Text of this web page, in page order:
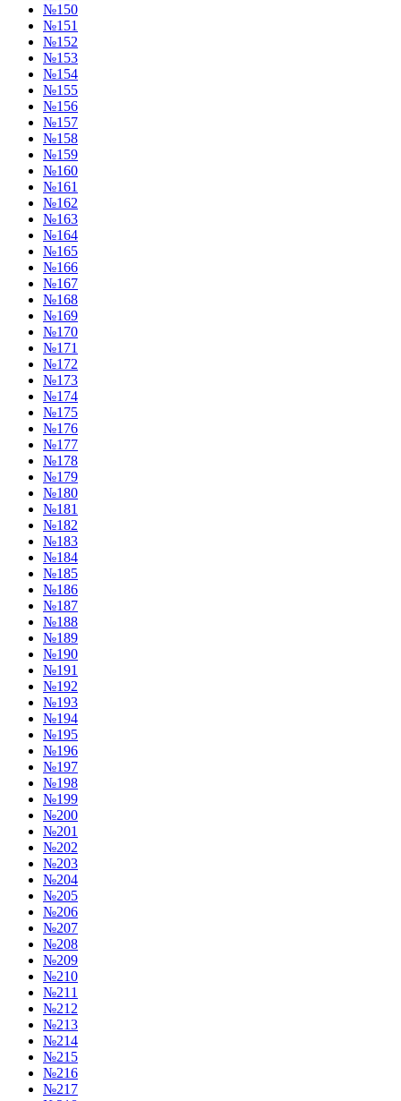
№150
№151
№152
№153
№154
№155
№156
№157
№158
№159
№160
№161
№162
№163
№164
№165
№166
№167
№168
№169
№170
№171
№172
№173
№174
№175
№176
№177
№178
№179
№180
№181
№182
№183
№184
№185
№186
№187
№188
№189
№190
№191
№192
№193
№194
№195
№196
№197
№198
№199
№200
№201
№202
№203
№204
№205
№206
№207
№208
№209
№210
№211
№212
№213
№214
№215
№216
№217